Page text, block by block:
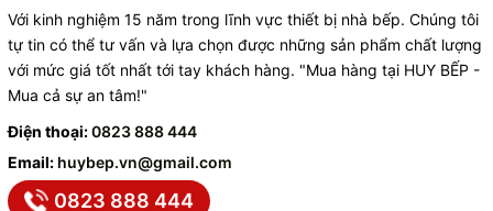
Với kinh nghiệm 15 năm trong lĩnh vực thiết bị nhà bếp. Chúng tôi
tự tin có thể tư vấn và lựa chọn được những sản phẩm chất lượng
với mức giá tốt nhất tới tay khách hàng. "Mua hàng tại HUY BẾP -
Mua cả sự an tâm!"
Điện thoại:0823 888 444
Email: huybep.vn@gmail.com
0823 888 444